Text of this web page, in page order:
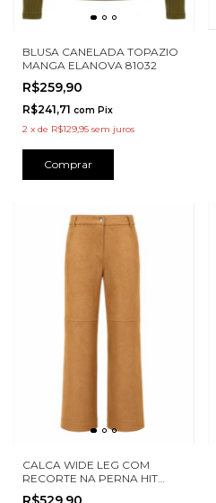
BLUSA CANELADA TOPAZIO
MANGA ELANOVA 81032
R$259,90
R$241,71 com Pix
2 x de R$129,95 sem juros
Comprar
CALCA WIDE LEG COM
RECORTE NA PERNA HIT
C26025